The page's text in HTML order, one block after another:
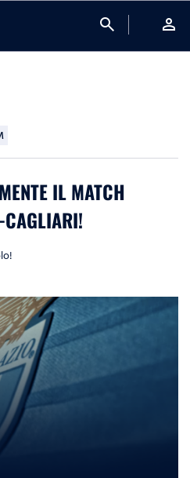
search person
IL MATCH